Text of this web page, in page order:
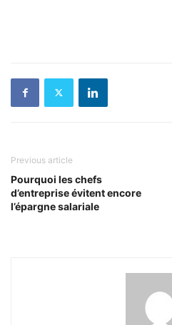
Previous article
Pourquoi les chefs
d’entreprise évitent encore
l’épargne salariale